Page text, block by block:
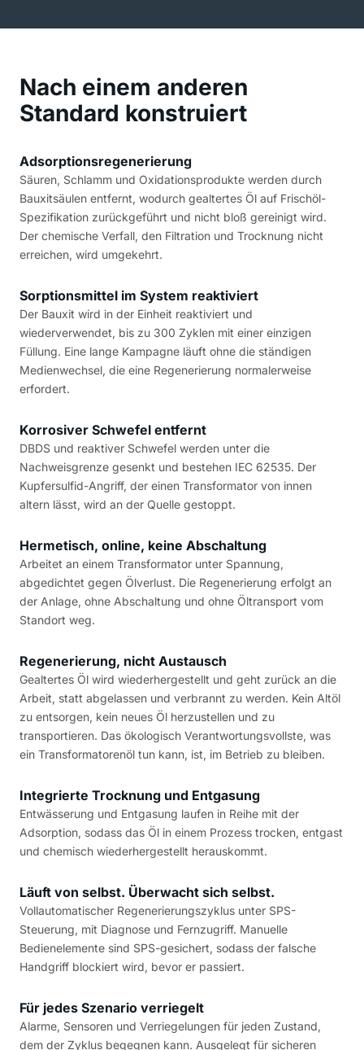
Nach einem anderen
Standard konstruiert
Adsorptionsregenerierung
Säuren, Schlamm und Oxidationsprodukte werden durch
Bauxitsäulen entfernt, wodurch gealtertes Öl auf Frischöl-
Spezifikation zurückgeführt und nicht bloß gereinigt wird.
Der chemische Verfall, den Filtration und Trocknung nicht
erreichen, wird umgekehrt.
Sorptionsmittel im System reaktiviert
Der Bauxit wird in der Einheit reaktiviert und
wiederverwendet, bis zu 300 Zyklen mit einer einzigen
Füllung. Eine lange Kampagne läuft ohne die ständigen
Medienwechsel, die eine Regenerierung normalerweise
erfordert.
Korrosiver Schwefel entfernt
DBDS und reaktiver Schwefel werden unter die
Nachweisgrenze gesenkt und bestehen IEC 62535. Der
Kupfersulfid-Angriff, der einen Transformator von innen
altern lässt, wird an der Quelle gestoppt.
Hermetisch, online, keine Abschaltung
Arbeitet an einem Transformator unter Spannung,
abgedichtet gegen Ölverlust. Die Regenerierung erfolgt an
der Anlage, ohne Abschaltung und ohne Öltransport vom
Standort weg.
Regenerierung, nicht Austausch
Gealtertes Öl wird wiederhergestellt und geht zurück an die
Arbeit, statt abgelassen und verbrannt zu werden. Kein Altöl
zu entsorgen, kein neues Öl herzustellen und zu
transportieren. Das ökologisch Verantwortungsvollste, was
ein Transformatorenöl tun kann, ist, im Betrieb zu bleiben.
Integrierte Trocknung und Entgasung
Entwässerung und Entgasung laufen in Reihe mit der
Adsorption, sodass das Öl in einem Prozess trocken, entgast
und chemisch wiederhergestellt herauskommt.
Läuft von selbst. Überwacht sich selbst.
Vollautomatischer Regenerierungszyklus unter SPS-
Steuerung, mit Diagnose und Fernzugriff. Manuelle
Bedienelemente sind SPS-gesichert, sodass der falsche
Handgriff blockiert wird, bevor er passiert.
Für jedes Szenario verriegelt
Alarme, Sensoren und Verriegelungen für jeden Zustand,
dem der Zyklus begegnen kann. Ausgelegt für sicheren